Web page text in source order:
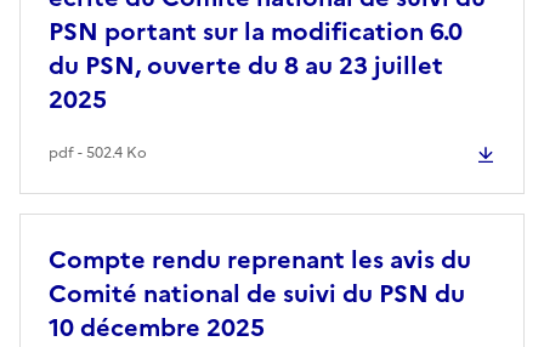
PSN portant sur la modification 6.0
du PSN, ouverte du 8 au 23 juillet
2025
pdf - 502.4 Ko
Compte rendu reprenant les avis du
Comité national de suivi du PSN du
10 décembre 2025